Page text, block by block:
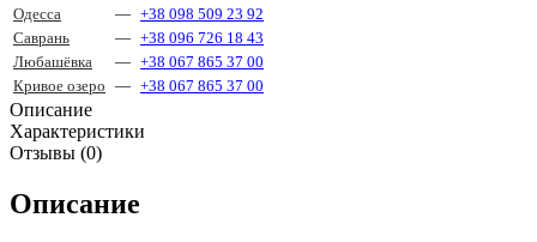
Одесса — +38 098 509 23 92
Саврань
— +38 096 726 18 43
Любашёвка
— +38 067 865 37 00
Кривое озеро — +38 067 865 37 00
Описание
Характеристики
Отзывы (0)
Описание